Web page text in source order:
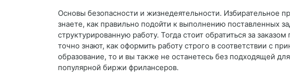
Основы безопасности и жизнедеятельности. Избирательное
знаете, как правильно подойти к выполнению поставленных
структурированную работу. Тогда стоит обратиться за
точно знают, как оформить работу строго в соответствии с
образование, то и вы также не останетесь без подходящей
популярной биржи фрилансеров.